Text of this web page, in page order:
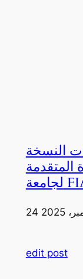
النسخة
المتقدمة
2025
edit post